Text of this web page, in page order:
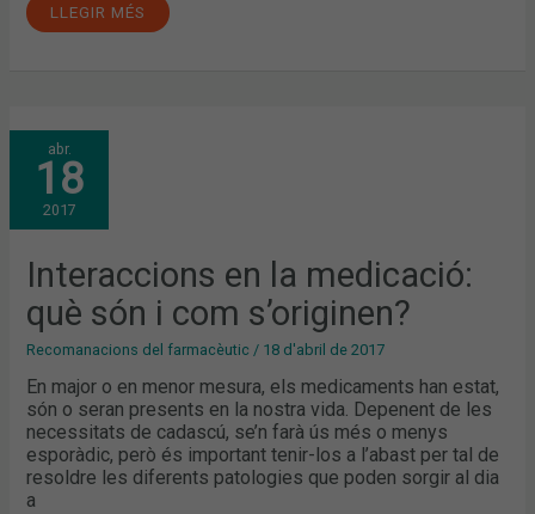
LLEGIR MÉS
abr.
18
2017
Interaccions en la medicació:
què són i com s’originen?
Recomanacions del farmacèutic / 18 d'abril de 2017
En major o en menor mesura, els medicaments han estat,
són o seran presents en la nostra vida. Depenent de les
necessitats de cadascú, se’n farà ús més o menys
esporàdic, però és important tenir-los a l’abast per tal de
resoldre les diferents patologies que poden sorgir al dia
a
INTERACCIONS
EN
LA
MEDICACIÓ:
QUÈ
SÓN
I
S’ORIGINEN?